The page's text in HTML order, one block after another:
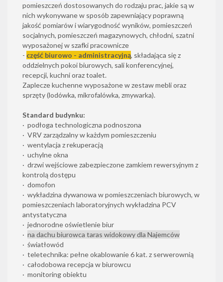
pomieszczeń dostosowanych do rodzaju prac, jakie są w
nich wykonywane w sposób zapewniający poprawną
jakość pomiarów i wiarygodność wyników, pomieszczeń
socjalnych, pomieszczeń magazynowych, chłodni, szatni
wyposażonej w szafki pracownicze
- część biurowo - administracyjną, składająca się z
oddzielnych pokoi biurowych, sali konferencyjnej,
recepcji, kuchni oraz toalet.
Zaplecze kuchenne wyposażone w zestaw mebli oraz
sprzęty (lodówka, mikrofalówka, zmywarka).
Standard budynku:
· podłoga technologiczna podnoszona
· VRV zarządzalny w każdym pomieszczeniu
· wentylacja z rekuperacją
· uchylne okna
· drzwi wejściowe zabezpieczone zamkiem rewersyjnym z
kontrolą dostępu
· domofon
· wykładzina dywanowa w pomieszczeniach biurowych, w
pomieszczeniach laboratoryjnych wykładzina PCV
antystatyczna
· jednorodne oświetlenie biur
· na dachu biurowca taras widokowy dla Najemców
· światłowód
· teletechnika: pełne okablowanie 6 kat. z serwerownią
· całodobowa recepcja w biurowcu
· monitoring obiektu